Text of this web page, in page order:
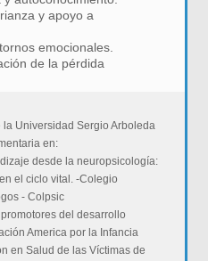
y apoyo a
emocionales.
de la pérdida
la Universidad Sergio Arboleda
en:
desde la neuropsicología:
el ciclo vital. -Colegio
- Colpsic
del desarrollo
America por la Infancia
en Salud de las Víctimas de